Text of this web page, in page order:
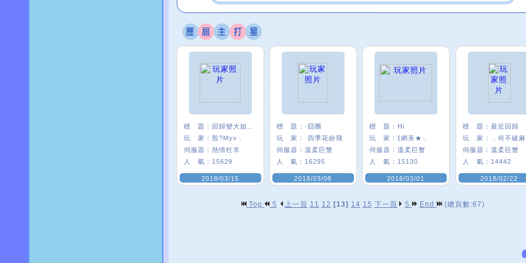
標 題：
玩 家： 殷?Myv﹑
伺服器： 熱情牡羊
人 氣： 15629
2018/03/15
標 題： ·囧團
玩 家： ·四季花紛飛
伺服器： 溫柔巨蟹
人 氣： 16295
2018/03/08
標 題： Hi
玩 家： ξ網美★╮
伺服器： 溫柔巨蟹
人 氣： 15130
2018/03/01
標 題： 最近回歸
玩 家：
伺服器： 溫柔巨蟹
人 氣： 14442
2018/02/22
Top 5 上一頁 11 12 [13] 14 15 下一頁 5 End (總頁數:67)